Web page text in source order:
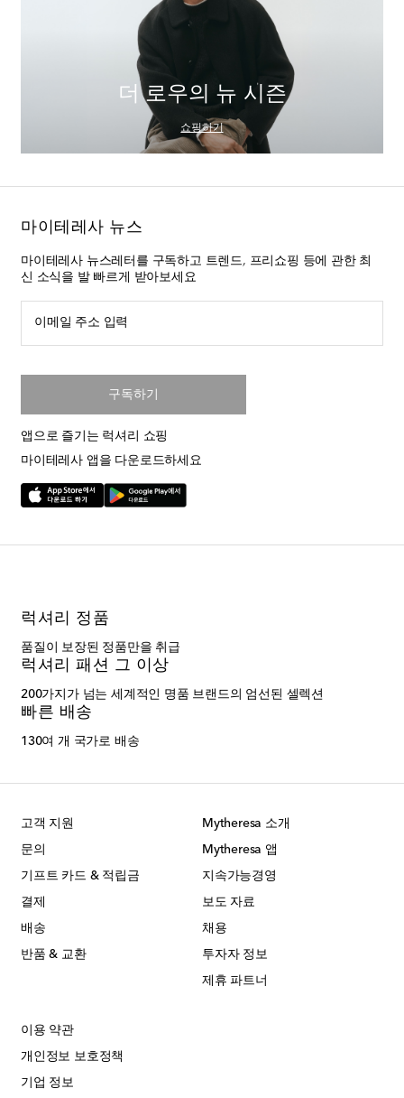
더 로우의 뉴 시즌
쇼핑하기
마이테레사 뉴스
마이테레사 뉴스레터를 구독하고 트렌드, 프리쇼핑 등에 관한 최
신 소식을 발 빠르게 받아보세요
이메일 주소 입력
구독하기
앱으로 즐기는 럭셔리 쇼핑
마이테레사 앱을 다운로드하세요
럭셔리 정품
품질이 보장된 정품만을 취급
럭셔리 패션 그 이상
200가지가 넘는 세계적인 명품 브랜드의 엄선된 셀렉션
빠른 배송
130여 개 국가로 배송
고객 지원
문의
기프트 카드 & 적립금
결제
배송
반품 & 교환
Mytheresa 소개
Mytheresa 앱
지속가능경영
보도 자료
채용
투자자 정보
제휴 파트너
이용 약관
개인정보 보호정책
기업 정보